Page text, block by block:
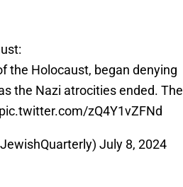
the Holocaust, began denying
the Nazi atrocities ended. The
pic.twitter.com/zQ4Y1vZFNd
July 8, 2024